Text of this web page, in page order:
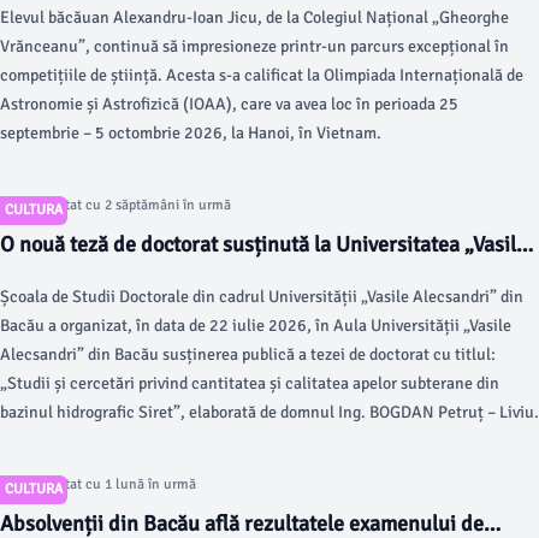
internațională din acest an
Elevul băcăuan Alexandru-Ioan Jicu, de la Colegiul Național „Gheorghe
Vrănceanu”, continuă să impresioneze printr-un parcurs excepțional în
competițiile de știință. Acesta s-a calificat la Olimpiada Internațională de
Astronomie și Astrofizică (IOAA), care va avea loc în perioada 25
septembrie – 5 octombrie 2026, la Hanoi, în Vietnam.
CULTURA
Articol postat cu 2 săptămâni în urmă
O nouă teză de doctorat susținută la Universitatea „Vasile
Școala de Studii Doctorale din cadrul Universității „Vasile Alecsandri” din
Bacău a organizat, în data de 22 iulie 2026, în Aula Universității „Vasile
Alecsandri” din Bacău susținerea publică a tezei de doctorat cu titlul:
„Studii și cercetări privind cantitatea și calitatea apelor subterane din
bazinul hidrografic Siret”, elaborată de domnul Ing. BOGDAN Petruț – Liviu.
CULTURA
Articol postat cu 1 lună în urmă
Absolvenții din Bacău află rezultatele examenului de